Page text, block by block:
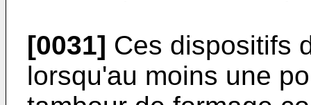
[0031] Ces dispositifs
lorsqu'au moins une